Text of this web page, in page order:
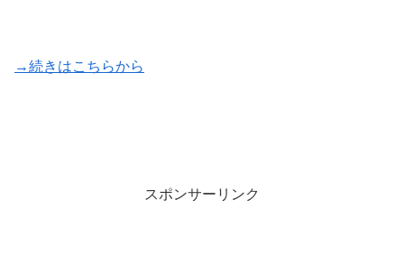
→続きはこちらから
スポンサーリンク